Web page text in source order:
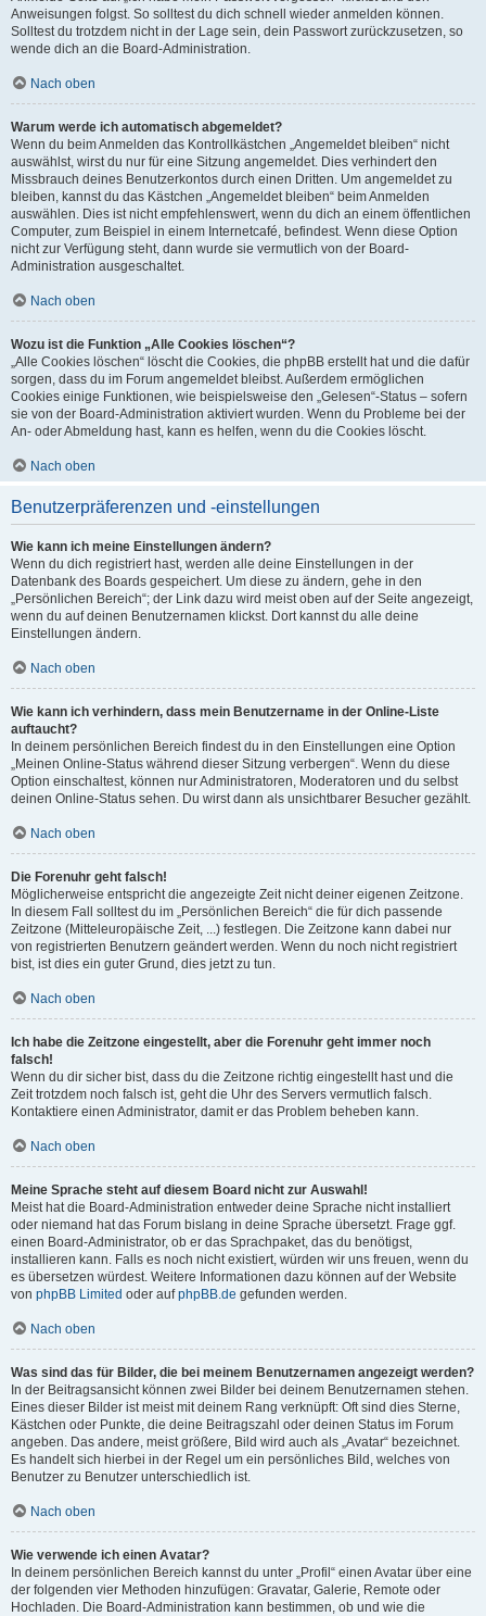
Anweisungen folgst. So solltest du dich schnell wieder anmelden können.
Solltest du trotzdem nicht in der Lage sein, dein Passwort zurückzusetzen, so
wende dich an die Board-Administration.
Nach oben
Warum werde ich automatisch abgemeldet?
Wenn du beim Anmelden das Kontrollkästchen „Angemeldet bleiben“ nicht
auswählst, wirst du nur für eine Sitzung angemeldet. Dies verhindert den
Missbrauch deines Benutzerkontos durch einen Dritten. Um angemeldet zu
bleiben, kannst du das Kästchen „Angemeldet bleiben“ beim Anmelden
auswählen. Dies ist nicht empfehlenswert, wenn du dich an einem öffentlichen
Computer, zum Beispiel in einem Internetcafé, befindest. Wenn diese Option
nicht zur Verfügung steht, dann wurde sie vermutlich von der Board-
Administration ausgeschaltet.
Nach oben
Wozu ist die Funktion „Alle Cookies löschen“?
„Alle Cookies löschen“ löscht die Cookies, die phpBB erstellt hat und die dafür
sorgen, dass du im Forum angemeldet bleibst. Außerdem ermöglichen
Cookies einige Funktionen, wie beispielsweise den „Gelesen“-Status – sofern
sie von der Board-Administration aktiviert wurden. Wenn du Probleme bei der
An- oder Abmeldung hast, kann es helfen, wenn du die Cookies löscht.
Nach oben
Benutzerpräferenzen und -einstellungen
Wie kann ich meine Einstellungen ändern?
Wenn du dich registriert hast, werden alle deine Einstellungen in der
Datenbank des Boards gespeichert. Um diese zu ändern, gehe in den
„Persönlichen Bereich“; der Link dazu wird meist oben auf der Seite angezeigt,
wenn du auf deinen Benutzernamen klickst. Dort kannst du alle deine
Einstellungen ändern.
Nach oben
Wie kann ich verhindern, dass mein Benutzername in der Online-Liste
auftaucht?
In deinem persönlichen Bereich findest du in den Einstellungen eine Option
„Meinen Online-Status während dieser Sitzung verbergen“. Wenn du diese
Option einschaltest, können nur Administratoren, Moderatoren und du selbst
deinen Online-Status sehen. Du wirst dann als unsichtbarer Besucher gezählt.
Nach oben
Die Forenuhr geht falsch!
Möglicherweise entspricht die angezeigte Zeit nicht deiner eigenen Zeitzone.
In diesem Fall solltest du im „Persönlichen Bereich“ die für dich passende
Zeitzone (Mitteleuropäische Zeit, ...) festlegen. Die Zeitzone kann dabei nur
von registrierten Benutzern geändert werden. Wenn du noch nicht registriert
bist, ist dies ein guter Grund, dies jetzt zu tun.
Nach oben
Ich habe die Zeitzone eingestellt, aber die Forenuhr geht immer noch
falsch!
Wenn du dir sicher bist, dass du die Zeitzone richtig eingestellt hast und die
Zeit trotzdem noch falsch ist, geht die Uhr des Servers vermutlich falsch.
Kontaktiere einen Administrator, damit er das Problem beheben kann.
Nach oben
Meine Sprache steht auf diesem Board nicht zur Auswahl!
Meist hat die Board-Administration entweder deine Sprache nicht installiert
oder niemand hat das Forum bislang in deine Sprache übersetzt. Frage ggf.
einen Board-Administrator, ob er das Sprachpaket, das du benötigst,
installieren kann. Falls es noch nicht existiert, würden wir uns freuen, wenn du
es übersetzen würdest. Weitere Informationen dazu können auf der Website
von phpBB Limited oder aufphpBB.de gefunden werden.
Nach oben
Was sind das für Bilder, die bei meinem Benutzernamen angezeigt werden?
In der Beitragsansicht können zwei Bilder bei deinem Benutzernamen stehen.
Eines dieser Bilder ist meist mit deinem Rang verknüpft: Oft sind dies Sterne,
Kästchen oder Punkte, die deine Beitragszahl oder deinen Status im Forum
angeben. Das andere, meist größere, Bild wird auch als „Avatar“ bezeichnet.
Es handelt sich hierbei in der Regel um ein persönliches Bild, welches von
Benutzer zu Benutzer unterschiedlich ist.
Nach oben
Wie verwende ich einen Avatar?
In deinem persönlichen Bereich kannst du unter „Profil“ einen Avatar über eine
der folgenden vier Methoden hinzufügen: Gravatar, Galerie, Remote oder
Hochladen. Die Board-Administration kann bestimmen, ob und wie die